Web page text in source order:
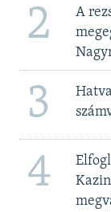
2
A
3
4